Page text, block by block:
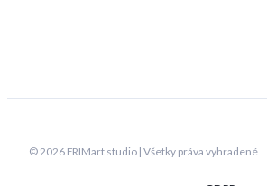
© 2026 FRIMart studio | Všetky práva vyhradené